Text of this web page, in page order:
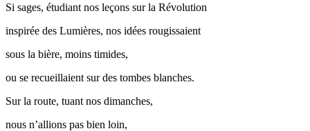
Si sages, étudiant nos leçons sur la Révolution
inspirée des Lumières, nos idées rougissaient
sous la bière, moins timides,
ou se recueillaient sur des tombes blanches.
Sur la route, tuant nos dimanches,
nous n’allions pas bien loin,